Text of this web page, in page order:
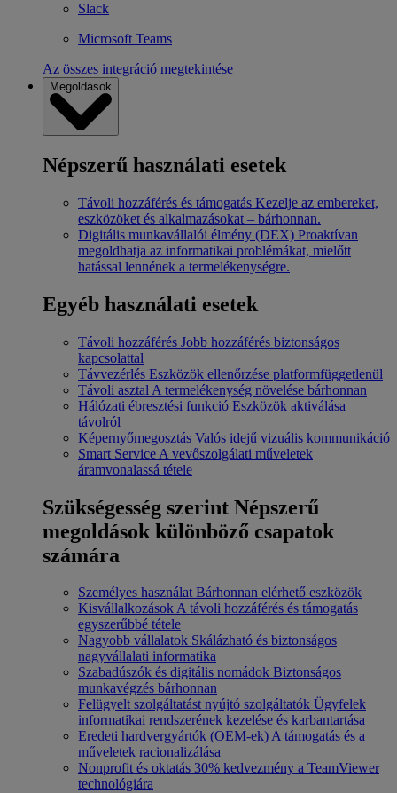
Slack
Microsoft Teams
Az összes integráció megtekintése
Megoldások
Népszerű használati esetek
Távoli hozzáférés és támogatás Kezelje az embereket,
eszközöket és alkalmazásokat – bárhonnan.
Digitális munkavállalói élmény (DEX) Proaktívan
megoldhatja az informatikai problémákat, mielőtt
hatással lennének a termelékenységre.
Egyéb használati esetek
Távoli hozzáférés Jobb hozzáférés biztonságos
kapcsolattal
Távvezérlés Eszközök ellenőrzése platformfüggetlenül
Távoli asztal A termelékenység növelése bárhonnan
Hálózati ébresztési funkció Eszközök aktiválása
távolról
Képernyőmegosztás Valós idejű vizuális kommunikáció
Smart Service A vevőszolgálati műveletek
áramvonalassá tétele
Szükségesség szerint Népszerű
megoldások különböző csapatok
számára
Személyes használat Bárhonnan elérhető eszközök
KisvállalkozásokA távoli hozzáférés és támogatás
egyszerűbbé tétele
Nagyobb vállalatok Skálázható és biztonságos
nagyvállalati informatika
Szabadúszók és digitális nomádok Biztonságos
munkavégzés bárhonnan
Felügyelt szolgáltatást nyújtó szolgáltatók Ügyfelek
informatikai rendszerének kezelése és karbantartása
Eredeti hardvergyártók (OEM-ek)A támogatás és a
műveletek racionalizálása
Nonprofit és oktatás 30% kedvezmény a TeamViewer
technológiára